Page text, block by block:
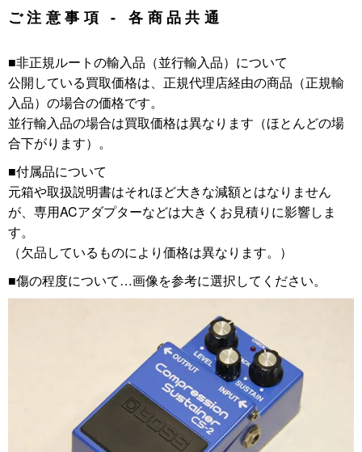
ご注意事項 - 各商品共通
■非正規ルートの輸入品（並行輸入品）について
公開している買取価格は、正規代理店経由の商品（正規輸
入品）の場合の価格です。
並行輸入品の場合は買取価格は異なります（ほとんどの場
合下がります）。
■付属品について
元箱や取扱説明書はそれほど大きな減額とはなりません
が、専用ACアダプターなどは大きくお見積りに影響しま
す。
（欠品しているものにより価格は異なります。）
■傷の程度について…画像を参考に選択してください。